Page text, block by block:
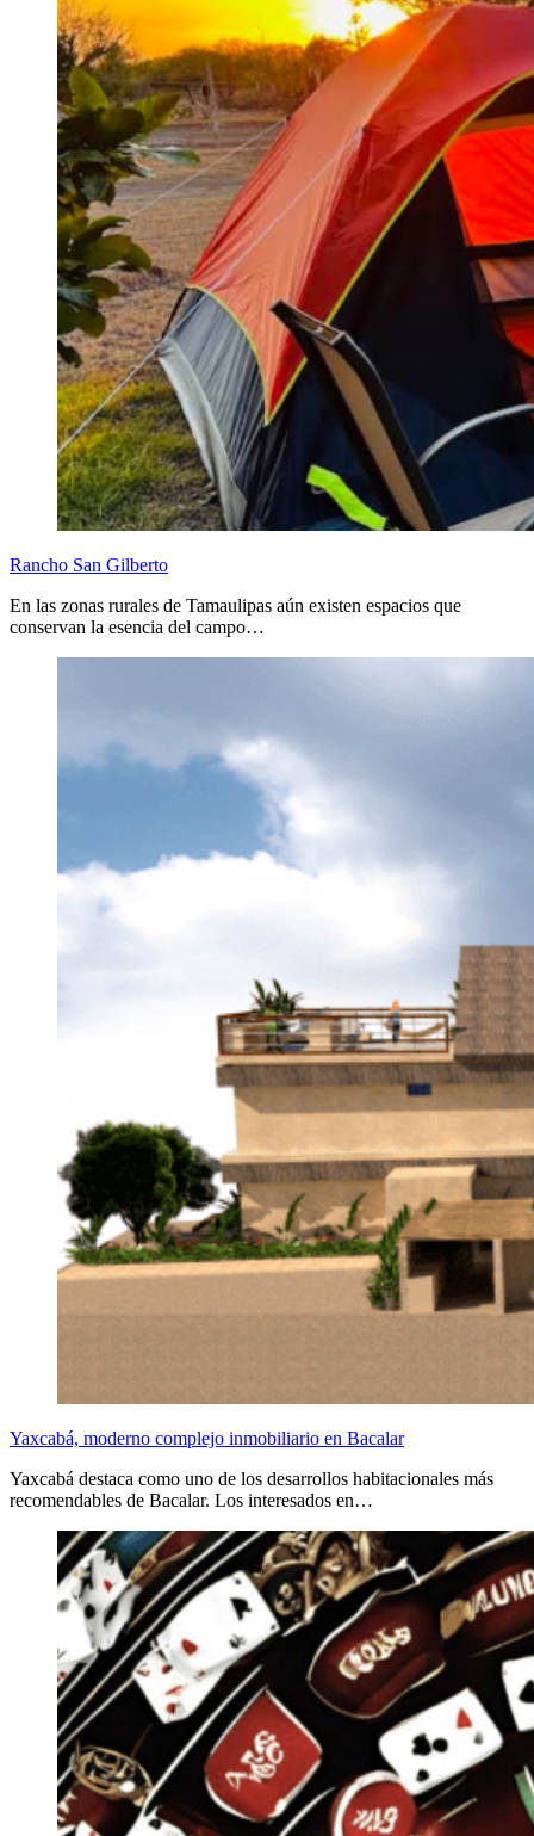
Rancho San Gilberto
En las zonas rurales de Tamaulipas aún existen espacios que
conservan la esencia del campo…
Yaxcabá, moderno complejo inmobiliario en Bacalar
Yaxcabá destaca como uno de los desarrollos habitacionales más
recomendables de Bacalar. Los interesados en…